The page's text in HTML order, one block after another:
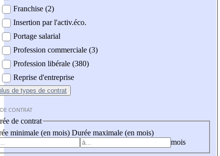
Franchise (2)
Insertion par l'activ.éco.
Portage salarial
Profession commerciale (3)
Profession libérale (380)
Reprise d'entreprise
de types de contrat
CONTRAT
de contrat
minimale (en mois) Durée maximale (en mois)
mois